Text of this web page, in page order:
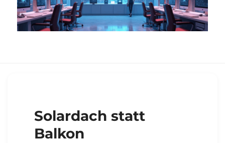
Solardach statt
Balkon